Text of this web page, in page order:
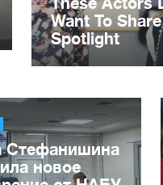
Стефанишина
новое